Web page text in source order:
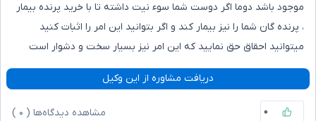
موجود باشد دوما اگر دوست شما سوء نیت داشته تا با خرید پرنده بیمار
، پرنده گان شما را نیز بیمار کند و اگر بتوانید این امر را اثبات کنید
میتوانید احقاق حق نمایید که این امر نیز بسیار سخت و دشوار است
دریافت مشاوره از این وکیل
۰ مشاهده دیدگاه‌ها ( ۰